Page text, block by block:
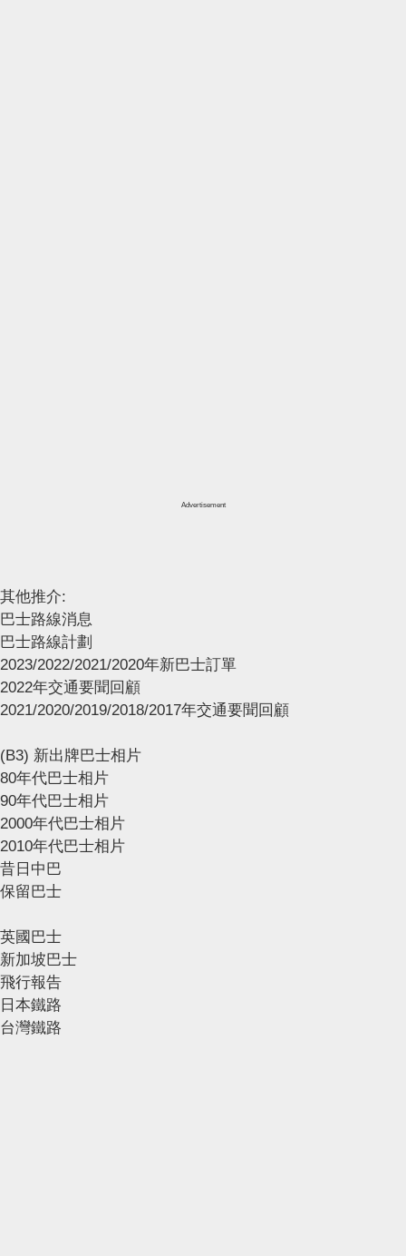
Advertisement
其他推介:
巴士路線消息
巴士路線計劃
2023/2022/2021/2020年新巴士訂單
2022年交通要聞回顧
2021/2020/2019/2018/2017年交通要聞回顧
(B3) 新出牌巴士相片
80年代巴士相片
90年代巴士相片
2000年代巴士相片
2010年代巴士相片
昔日中巴
保留巴士
英國巴士
新加坡巴士
飛行報告
日本鐵路
台灣鐵路